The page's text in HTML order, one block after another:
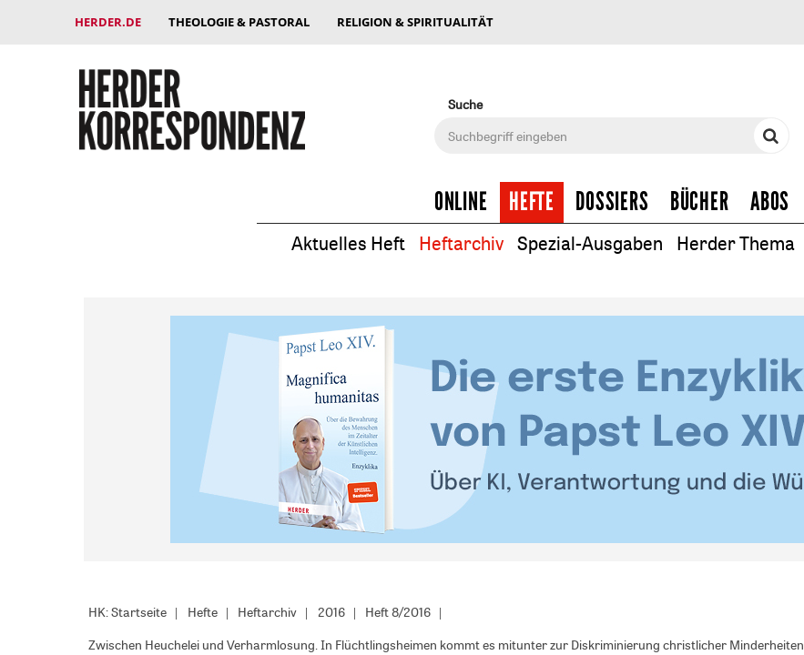
HERDER.DE THEOLOGIE & PASTORAL RELIGION & SPIRITUALITÄT
Suche
ONLINE HEFTE DOSSIERS BÜCHER ABOS
Aktuelles Heft Heftarchiv Spezial-Ausgaben Herder Thema
HK: Startseite Hefte Heftarchiv 2016 Heft 8/2016
Zwischen Heuchelei und Verharmlosung. In Flüchtlingsheimen kommt es mitunter zur Diskriminierung christlicher